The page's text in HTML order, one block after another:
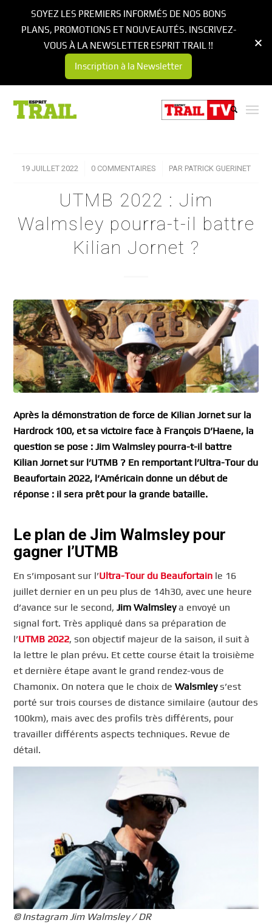
19 JUILLET 2022
/ 0 COMMENTAIRES
/ PAR PATRICK GUERINET
UTMB 2022 : Jim
Walmsley pourra-t-il battre
Kilian Jornet ?
Après la démonstration de force de Kilian Jornet sur la
Hardrock 100, et sa victoire face à François D’Haene, la
question se pose : Jim Walmsley pourra-t-il battre
Kilian Jornet sur l’UTMB ? En remportant l’Ultra-Tour du
Beaufortain 2022, l’Américain donne un début de
réponse : il sera prêt pour la grande bataille.
Le plan de Jim Walmsley pour
gagner l’UTMB
En s’imposant sur l’Ultra-Tour du Beaufortain le 16
juillet dernier en un peu plus de 14h30, avec une heure
d’avance sur le second,Jim Walmsleya envoyé un
signal fort. Très appliqué dans sa préparation de
l’UTMB 2022, son objectif majeur de la saison, il suit à
la lettre le plan prévu. Et cette course était la troisième
et dernière étape avant le grand rendez-vous de
Chamonix. On notera que le choix de Walsmleys’est
porté sur trois courses de distance similaire (autour des
100km), mais avec des profils très différents, pour
travailler différents aspects techniques. Revue de
détail.
© Instagram Jim Walmsley / DR
SOYEZ LES PREMIERS INFORMÉS DE NOS BONS
PLANS, PROMOTIONS ET NOUVEAUTÉS. INSCRIVEZ-
VOUS À LA NEWSLETTER ESPRIT TRAIL !!
Inscription à la Newsletter